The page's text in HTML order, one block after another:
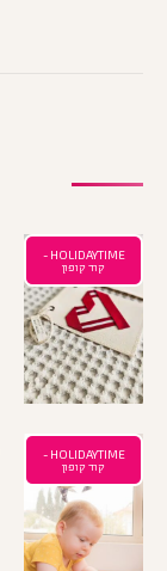
HOLIDAYTIME -
קוד קופון
HOLIDAYTIME -
קוד קופון